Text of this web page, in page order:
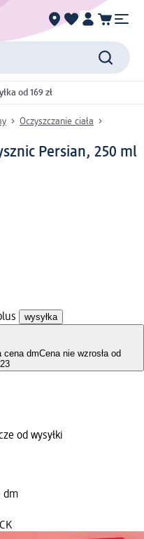
od 169 zł
Oczyszczanie ciała
Persian, 250 ml
wysyłka
cena dmCena nie wzrosła od
od wysyłki
dm